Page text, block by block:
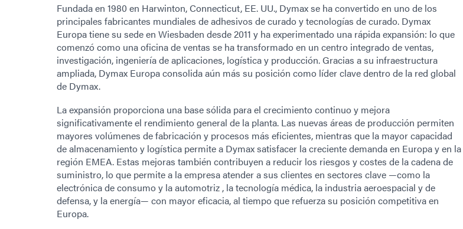
Fundada en 1980 en Harwinton, Connecticut, EE. UU., Dymax se ha convertido en uno de los
principales fabricantes mundiales de adhesivos de curado y tecnologías de curado. Dymax
Europa tiene su sede en Wiesbaden desde 2011 y ha experimentado una rápida expansión: lo que
comenzó como una oficina de ventas se ha transformado en un centro integrado de ventas,
investigación, ingeniería de aplicaciones, logística y producción. Gracias a su infraestructura
ampliada, Dymax Europa consolida aún más su posición como líder clave dentro de la red global
de Dymax.
La expansión proporciona una base sólida para el crecimiento continuo y mejora
significativamente el rendimiento general de la planta. Las nuevas áreas de producción permiten
mayores volúmenes de fabricación y procesos más eficientes, mientras que la mayor capacidad
de almacenamiento y logística permite a Dymax satisfacer la creciente demanda en Europa y en la
región EMEA. Estas mejoras también contribuyen a reducir los riesgos y costes de la cadena de
suministro, lo que permite a la empresa atender a sus clientes en sectores clave —como la
electrónica de consumo y la automotriz , la tecnología médica, la industria aeroespacial y de
defensa, y la energía— con mayor eficacia, al tiempo que refuerza su posición competitiva en
Europa.